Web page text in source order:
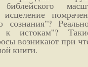
сознания"?
к истокам"?
возникают при
книги.